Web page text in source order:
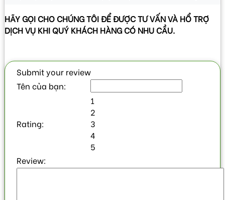
HÃY GỌI CHO CHÚNG TÔI ĐỂ ĐƯỢC TƯ VẤN VÀ HỔ TRỢ
DỊCH VỤ KHI QUÝ KHÁCH HÀNG CÓ NHU CẦU.
Submit your review
Tên của bạn:
Rating:
1
2
3
4
5
Review: